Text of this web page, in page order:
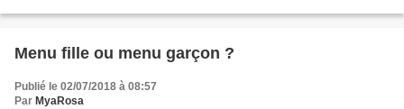
Menu fille ou menu garçon ?
Publié le 02/07/2018 à 08:57
Par MyaRosa